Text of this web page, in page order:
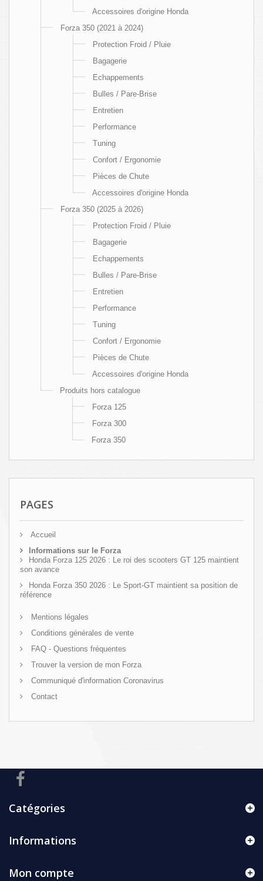
Accessoires d'origine Honda
Forza 350 (2021 à 2024)
Protection Froid / Pluie
Bagagerie
Echappements
Bulles / Pare-Brise
Entretien
Performance
Tuning
Confort / Ergonomie
Pièces de Chute
Accessoires d'origine Honda
Forza 350 (2025 à 2026)
Protection Froid / Pluie
Bagagerie
Echappements
Bulles / Pare-Brise
Entretien
Performance
Tuning
Confort / Ergonomie
Pièces de Chute
Accessoires d'origine Honda
Produits hors catalogue
Forza 125
Forza 300
Forza 350
PAGES
Accueil
Informations sur le Forza
Honda Forza 125 2026 : Le roi des scooters GT 125 maintient
son avance
Honda Forza 350 2026 : Le Sport-GT maintient sa position de
référence
Mentions légales
Conditions générales de vente
FAQ - Questions fréquentes
Trouver la version de mon Forza
Communiqué d'information Coronavirus
Contact
Catégories
Informations
Mon compte